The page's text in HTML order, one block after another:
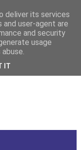
deliver its services
and user-agent are
and security
usage
IT